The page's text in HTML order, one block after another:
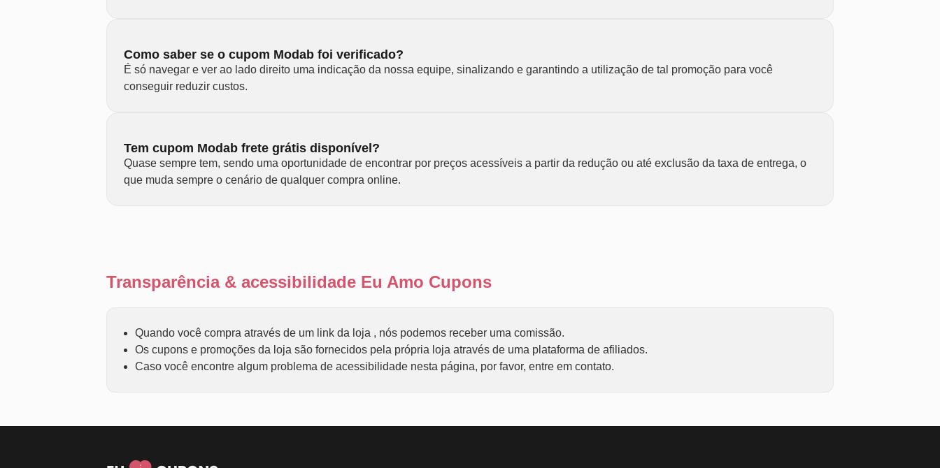
Como saber se o cupom Modab foi verificado?
É só navegar e ver ao lado direito uma indicação da nossa equipe, sinalizando e garantindo a utilização de tal promoção para você
conseguir reduzir custos.
Tem cupom Modab frete grátis disponível?
Quase sempre tem, sendo uma oportunidade de encontrar por preços acessíveis a partir da redução ou até exclusão da taxa de entrega, o
que muda sempre o cenário de qualquer compra online.
Transparência & acessibilidade Eu Amo Cupons
Quando você compra através de um link da loja , nós podemos receber uma comissão.
Os cupons e promoções da loja são fornecidos pela própria loja através de uma plataforma de afiliados.
Caso você encontre algum problema de acessibilidade nesta página, por favor, entre em contato.